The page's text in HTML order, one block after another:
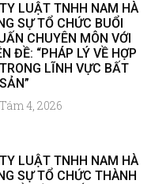
LUẬT TNHH NAM HÀ
SỰ TỔ CHỨC BUỔI
CHUYÊN MÔN VỚI
ĐỀ: “PHÁP LÝ VỀ HỢP
LĨNH VỰC BẤT
4, 2026
LUẬT TNHH NAM HÀ
SỰ TỔ CHỨC THÀNH